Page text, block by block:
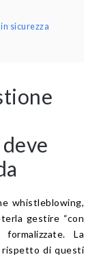
sicurezza
whistleblowing,
gestire “con
La
rispetto di questi